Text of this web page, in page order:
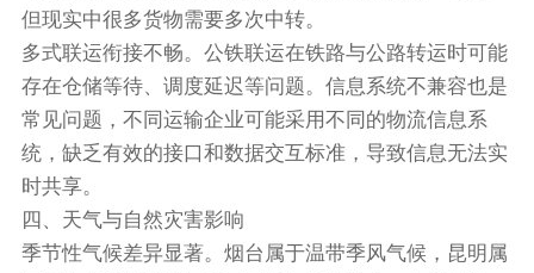
但现实中很多货物需要多次中转。
多式联运衔接不畅。公铁联运在铁路与公路转运时可能
存在仓储等待、调度延迟等问题。信息系统不兼容也是
常见问题，不同运输企业可能采用不同的物流信息系
统，缺乏有效的接口和数据交互标准，导致信息无法实
时共享。
四、天气与自然灾害影响
季节性气候差异显著。烟台属于温带季风气候，昆明属